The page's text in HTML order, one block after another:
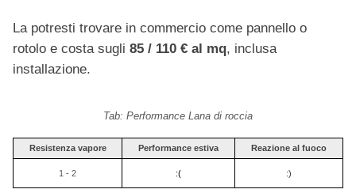
La potresti trovare in commercio come pannello o
rotolo e costa sugli 85 / 110 € al mq, inclusa
installazione.
Tab: Performance Lana di roccia
Resistenza vapore Performance estiva Reazione al fuoco
1 - 2 :( :)